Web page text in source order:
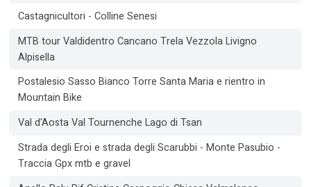
Castagnicultori - Colline Senesi
MTB tour Valdidentro Cancano Trela Vezzola Livigno
Alpisella
Postalesio Sasso Bianco Torre Santa Maria e rientro in
Mountain Bike
Val d'Aosta Val Tournenche Lago di Tsan
Strada degli Eroi e strada degli Scarubbi - Monte Pasubio -
Traccia Gpx mtb e gravel